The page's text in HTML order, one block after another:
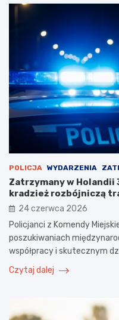
POLICJA WYDARZENIA
Zatrzymany w
kradzież rozbójniczą
24 czerwca 2026
Policjanci z Komendy
poszukiwaniach
współpracy i skutecznym
Czytaj dalej